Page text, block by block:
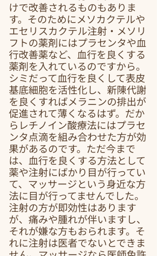
けで改善されるものもありま
す。そのためにメソカクテルや
エセリスカクテル注射・メソリ
フトの薬剤にはプラセンタや血
行改善薬など、血行を良くする
薬剤を入れているのですから。
シミだって血行を良くして表皮
基底細胞を活性化し、新陳代謝
を良くすればメラニンの排出が
促進されて薄くなるはず。だか
らレチノイン酸療法にはプラセ
ンタ点滴を組み合わせた方が効
果があるのです。ただ今まで
は、血行を良くする方法として
薬や注射にばかり目が行ってい
て、マッサージという身近な方
法に目が行ってませんでした。
注射の方が即効性はあります
が、痛みや腫れが伴いますし、
それが嫌な方もおられます。そ
れに注射は医者でないとできま